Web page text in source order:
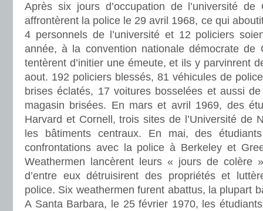
Après six jours d’occupation de l’université de
affrontèrent la police le 29 avril 1968, ce qui
4 personnels de l’université et 12 policiers
année, à la convention nationale démocrate de
tentèrent d’initier une émeute, et ils y parvinrent
aout. 192 policiers blessés, 81 véhicules de
brises éclatés, 17 voitures bosselées et aussi
magasin brisées. En mars et avril 1969, des
Harvard et Cornell, trois sites de l’Université de
les bâtiments centraux. En mai, des
confrontations avec la police à Berkeley et
Weathermen lancèrent leurs « jours de colère
d’entre eux détruisirent des propriétés et
police. Six weathermen furent abattus, la plupart
A Santa Barbara, le 25 février 1970, les